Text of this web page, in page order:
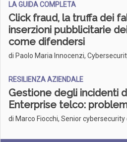
LA GUIDA COMPLETA
Click fraud, la truffa dei
inserzioni pubblicitarie
come difendersi
di Paolo Maria Innocenzi,
RESILIENZA AZIENDALE
Gestione degli incidenti
Enterprise telco:
di Marco Fiocchi, Senior